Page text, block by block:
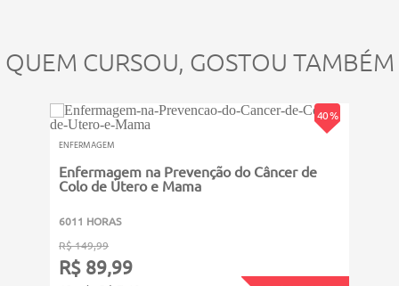
QUEM CURSOU, GOSTOU TAMBÉM
40 %
ENFERMAGEM
Enfermagem na Prevenção do Câncer de
Colo de Útero e Mama
6011 HORAS
R$ 149,99
R$ 89,99